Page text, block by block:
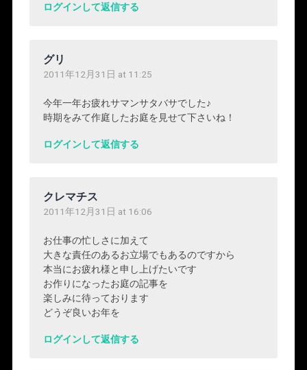
ログインして返信する
グリ
2011年12月31日 at 11:25
今年一年お疲れサマンサタバサでした♪
時期をみて作庭したお庭を見せて下さいね！
ログインして返信する
クレマチス
2011年12月31日 at 16:06
お仕事の忙しさに加えて
大きな責任のあるお立場でもあるのですから
本当にお疲れ様と申し上げたいです
お作りになったお庭の記事を
楽しみに待っております
どうぞ良いお年を
ログインして返信する